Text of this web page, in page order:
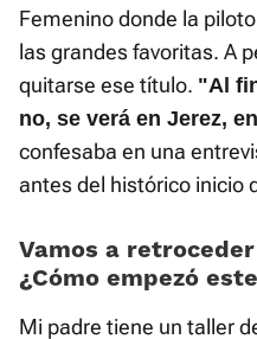
Femenino donde la
las grandes favoritas. A
quitarse ese título. "Al
no, se verá en Jerez,
confesaba en una
antes del histórico inicio
Vamos a
¿Cómo empezó
Mi padre tiene un taller